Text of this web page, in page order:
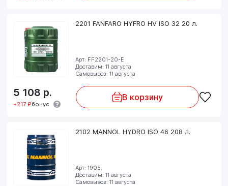
2201 FANFARO HYFRO HV ISO 32 20 л.
Арт: FF2201-20-E
Доставим: 11 августа
Самовывоз: 11 августа
5 108 р.
+217 ₽бонус
В корзину
2102 MANNOL HYDRO ISO 46 208 л.
Арт: 1905
Доставим: 11 августа
Самовывоз: 11 августа